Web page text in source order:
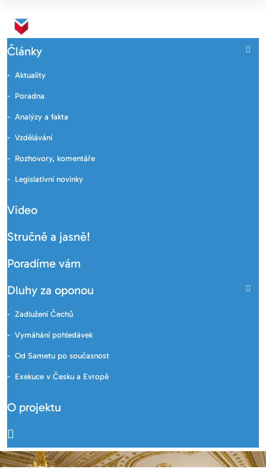
Články
Aktuality
Poradna
Analýzy a fakta
Vzdělávání
Rozhovory, komentáře
Legislativní novinky
Video
Stručně a jasně!
Poradíme vám
Dluhy za oponou
Zadlužení Čechů
Vymáhání pohledávek
Od Sametu po současnost
Exekuce v Česku a Evropě
O projektu